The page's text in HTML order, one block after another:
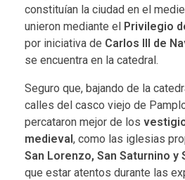
constituían la ciudad en el
unieron mediante el Privilegio
por iniciativa de Carlos III de
se encuentra en la catedral.
Seguro que, bajando de la
calles del casco viejo de
percataron mejor de los
medieval, como las iglesias
San Lorenzo, San Saturnino y
que estar atentos durante las